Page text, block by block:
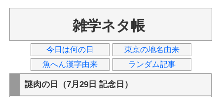
雑学ネタ帳
今日は何の日
東京の地名由来
魚へん漢字由来
ランダム記事
謎肉の日（7月29日 記念日）